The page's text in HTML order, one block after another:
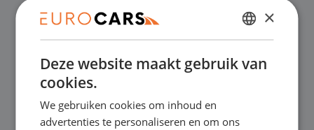
Financial lease – Soepele acceptatie
Gratis thuisbezorgd bij online aankoop
DUTCH
ENGLISH
×
Deze website maakt gebruik van
cookies.
We gebruiken cookies om inhoud en
advertenties te personaliseren en om ons